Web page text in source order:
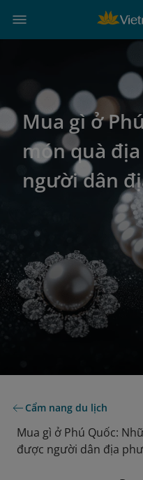
Mua gì ở
món quà
người dân
Cẩm nang du lịch
Mua gì ở Phú Quốc:
được người dân địa